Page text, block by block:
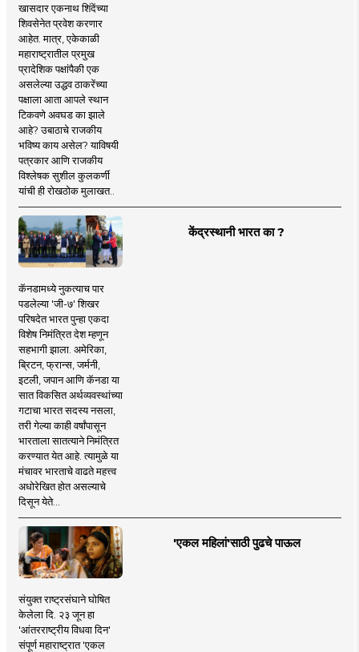
खासदार एकनाथ शिंदेंच्या
शिवसेनेत प्रवेश करणार
आहेत. मात्र, एकेकाळी
महाराष्ट्रातील प्रमुख
प्रादेशिक पक्षांपैकी एक
असलेल्या उद्धव ठाकरेंच्या
पक्षाला आता आपले स्थान
टिकवणे अवघड का झाले
आहे? उबाठाचे राजकीय
भविष्य काय असेल? याविषयी
पत्रकार आणि राजकीय
विश्लेषक सुशील कुलकर्णी
यांची ही रोखठोक मुलाखत..
केंद्रस्थानी भारत का ?
कॅनडामध्ये नुकत्याच पार
पडलेल्या 'जी-७' शिखर
परिषदेत भारत पुन्हा एकदा
विशेष निमंत्रित देश म्हणून
सहभागी झाला. अमेरिका,
ब्रिटन, फ्रान्स, जर्मनी,
इटली, जपान आणि कॅनडा या
सात विकसित अर्थव्यवस्थांच्या
गटाचा भारत सदस्य नसला,
तरी गेल्या काही वर्षांपासून
भारताला सातत्याने निमंत्रित
करण्यात येत आहे. त्यामुळे या
मंचावर भारताचे वाढते महत्त्व
अधोरेखित होत असल्याचे
दिसून येते...
'एकल महिलां'साठी पुढचे पाऊल
संयुक्त राष्ट्रसंघाने घोषित
केलेला दि. २३ जून हा
'आंतरराष्ट्रीय विधवा दिन'
संपूर्ण महाराष्ट्रात 'एकल